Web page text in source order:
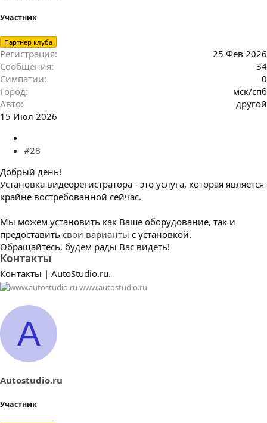
Участник
Партнер клуба
Регистрация
25 Фев 2026
Сообщения
34
Симпатии
0
Город
мск/спб
Авто
другой
15 Июл 2026
#28
Добрый день!
Установка видеорегистратора - это услуга, которая является
крайне востребованной сейчас.
Мы можем установить как Ваше оборудование, так и
предоставить свои варианты с установкой.
Обращайтесь, будем рады Вас видеть!
Контакты
Контакты | AutoStudio.ru.
www.autostudio.ru
A
Autostudio.ru
Участник